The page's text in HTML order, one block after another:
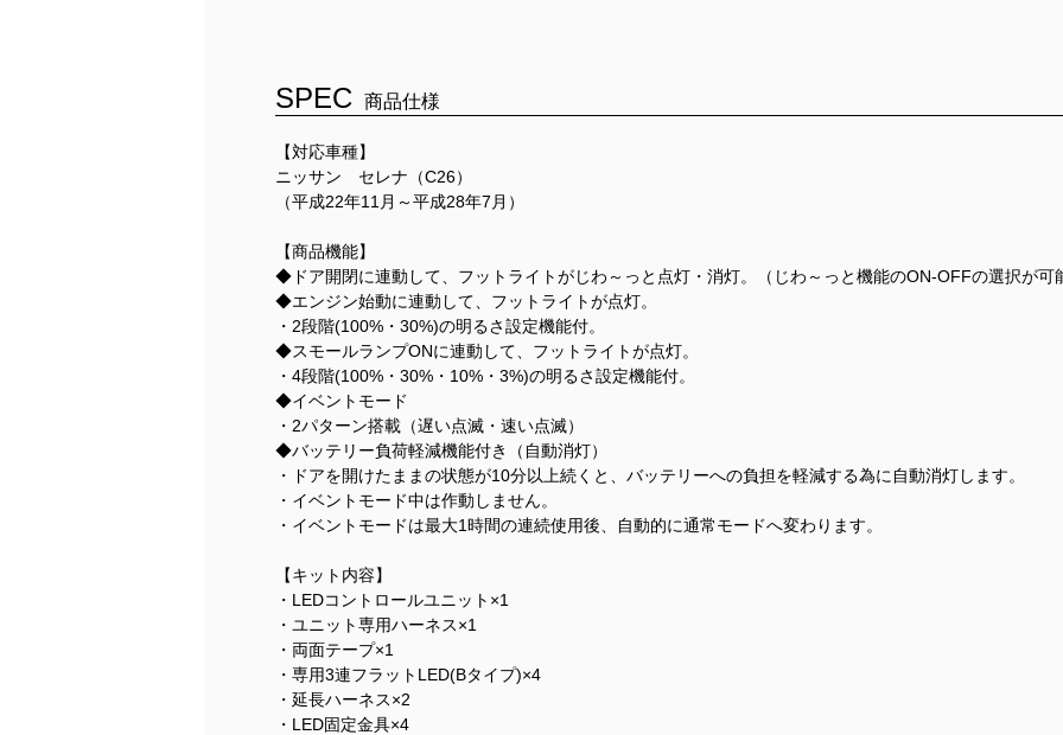
SPEC 商品仕様
【対応車種】
ニッサン セレナ（C26）
（平成22年11月～平成28年7月）
【商品機能】
◆ドア開閉に連動して、フットライトがじわ～っと点灯・消灯。（じわ～っと機能のON-OFFの選択が可
◆エンジン始動に連動して、フットライトが点灯。
・2段階(100%・30%)の明るさ設定機能付。
◆スモールランプONに連動して、フットライトが点灯。
・4段階(100%・30%・10%・3%)の明るさ設定機能付。
◆イベントモード
・2パターン搭載（遅い点滅・速い点滅）
◆バッテリー負荷軽減機能付き（自動消灯）
・ドアを開けたままの状態が10分以上続くと、バッテリーへの負担を軽減する為に自動消灯します。
・イベントモード中は作動しません。
・イベントモードは最大1時間の連続使用後、自動的に通常モードへ変わります。
【キット内容】
・LEDコントロールユニット×1
・ユニット専用ハーネス×1
・両面テープ×1
・専用3連フラットLED(Bタイプ)×4
・延長ハーネス×2
・LED固定金具×4